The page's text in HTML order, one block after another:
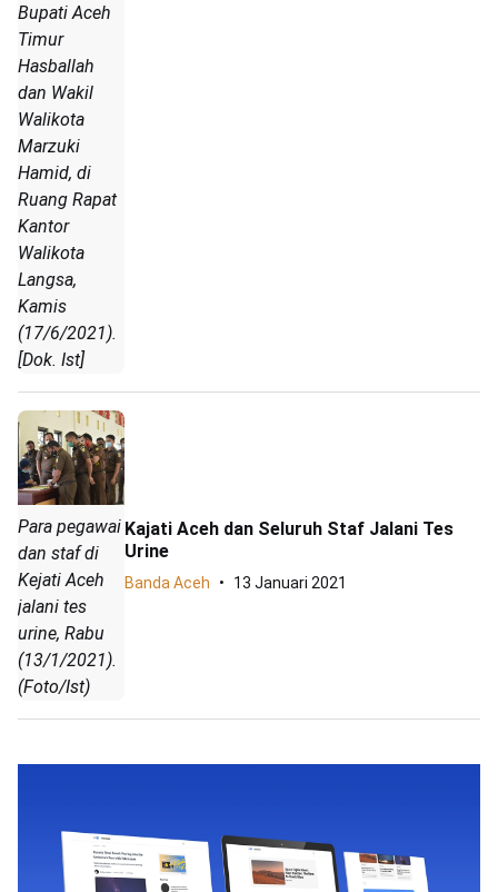
Bupati Aceh
Timur
Hasballah
dan Wakil
Walikota
Marzuki
Hamid, di
Ruang Rapat
Kantor
Walikota
Langsa,
Kamis
(17/6/2021).
[Dok. Ist]
Para pegawai
dan staf di
Kejati Aceh
jalani tes
urine, Rabu
(13/1/2021).
(Foto/Ist)
Kajati Aceh dan Seluruh Staf Jalani Tes
Urine
Banda Aceh 13 Januari 2021